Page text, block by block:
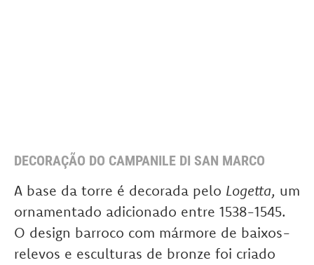
DECORAÇÃO DO CAMPANILE DI SAN MARCO
A base da torre é decorada pelo Logetta, um
ornamentado adicionado entre 1538-1545.
O design barroco com mármore de baixos-
relevos e esculturas de bronze foi criado